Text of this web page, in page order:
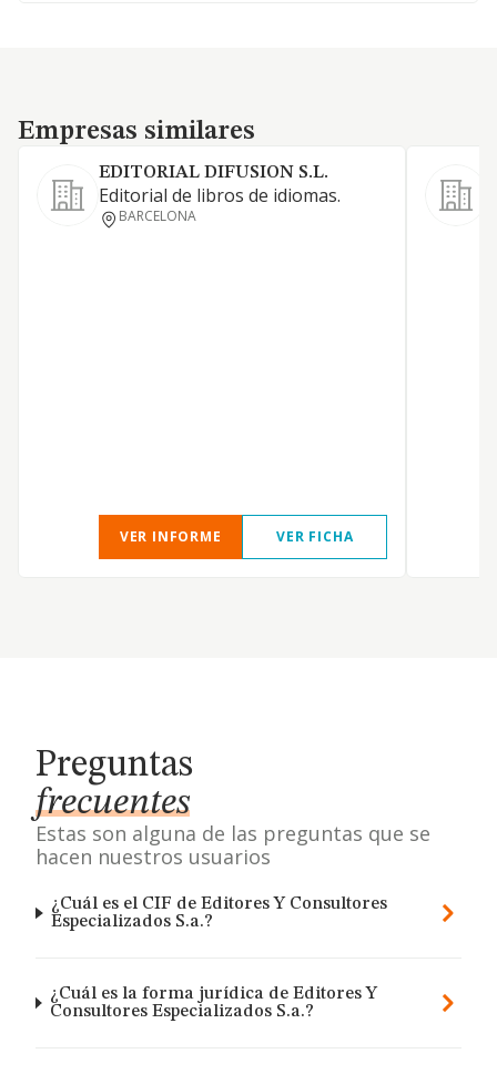
Empresas similares
Empresas similares
EDITORIAL DIFUSION S.L.
Editorial de libros de idiomas.
BARCELONA
VER INFORME VER FICHA
Preguntas
frecuentes
Estas son alguna de las preguntas que se
hacen nuestros usuarios
¿Cuál es el CIF de Editores Y Consultores
Especializados S.a.?
¿Cuál es la forma jurídica de Editores Y
Consultores Especializados S.a.?